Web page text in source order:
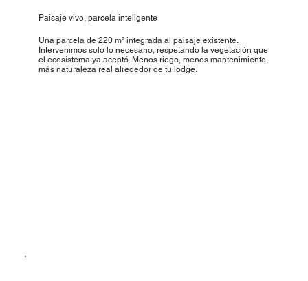
Paisaje vivo, parcela inteligente
Una parcela de 220 m² integrada al paisaje existente.
Intervenimos solo lo necesario, respetando la vegetación que
el ecosistema ya aceptó. Menos riego, menos mantenimiento,
más naturaleza real alrededor de tu lodge.